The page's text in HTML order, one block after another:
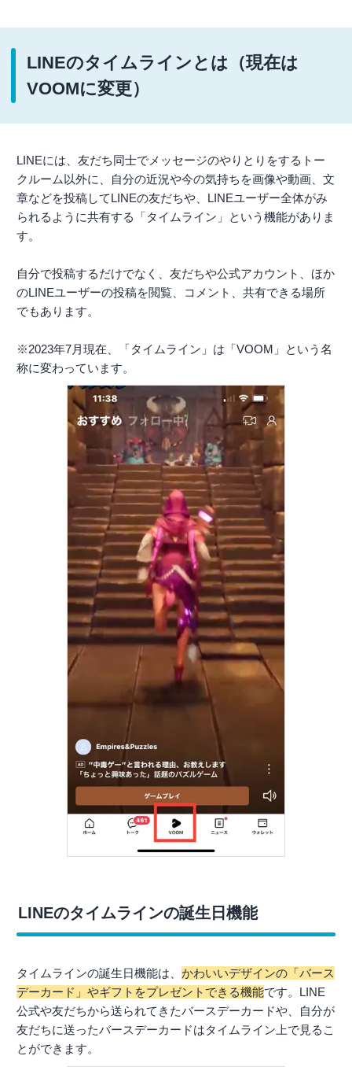
LINEのタイムラインとは（現在は
VOOMに変更）
LINEには、友だち同士でメッセージのやりとりをするトー
クルーム以外に、自分の近況や今の気持ちを画像や動画、文
章などを投稿してLINEの友だちや、LINEユーザー全体がみ
られるように共有する「タイムライン」という機能がありま
す。
自分で投稿するだけでなく、友だちや公式アカウント、ほか
のLINEユーザーの投稿を閲覧、コメント、共有できる場所
でもあります。
※2023年7月現在、「タイムライン」は「VOOM」という名
称に変わっています。
LINEのタイムラインの誕生日機能
タイムラインの誕生日機能は、 かわいいデザインの「バース
デーカード」やギフトをプレゼントできる機能です。LINE
公式や友だちから送られてきたバースデーカードや、自分が
友だちに送ったバースデーカードはタイムライン上で見るこ
とができます。